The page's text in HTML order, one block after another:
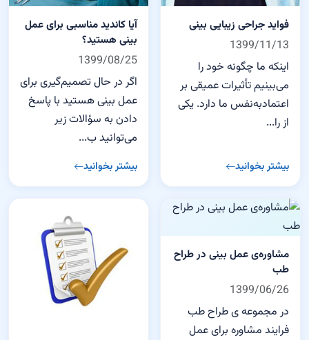
فواید جراحی زیبایی بینی
1399/11/13
اینکه ما چگونه خود را
می‌بینیم تأثیرات عمیقی بر
اعتمادبه‌نفس ما دارد. یکی
از را...
بیشتر بخوانید
آیا کاندید مناسبی برای عمل
بینی هستید؟
1399/08/25
اگر در حال تصمیم‌گیری برای
عمل بینی هستید با پاسخ
دادن به سؤالات زیر
می‌توانید ب...
بیشتر بخوانید
مشاوره‌ی عمل بینی در طراح
طب
1399/06/26
در مجموعه ی طراح طب
فرایند مشاوره برای عمل